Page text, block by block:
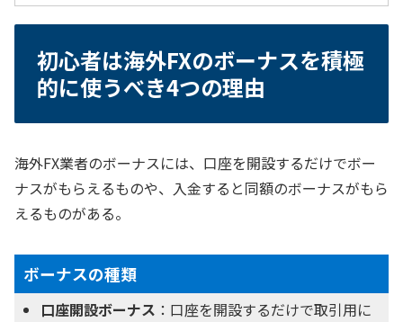
初心者は海外FXのボーナスを積極
的に使うべき4つの理由
海外FX業者のボーナスには、口座を開設するだけでボー
ナスがもらえるものや、入金すると同額のボーナスがもら
えるものがある。
ボーナスの種類
口座開設ボーナス ：口座を開設するだけで取引用に